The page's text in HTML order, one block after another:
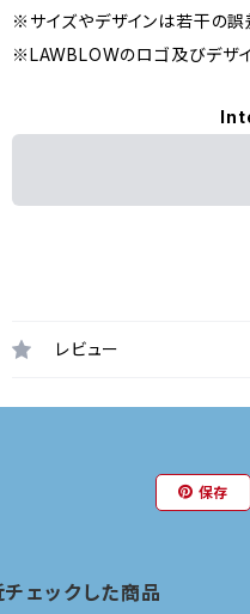
※サイズやデザインは若干の誤
※LAWBLOWのロゴ及びデザ
レビュー
保存
ェックした商品